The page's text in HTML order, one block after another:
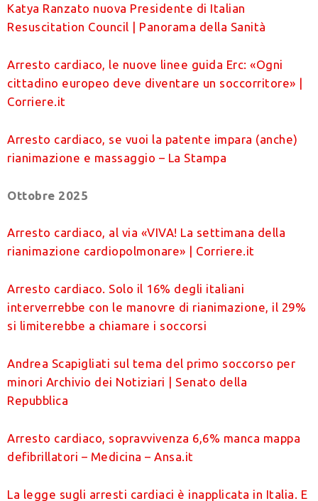
Katya Ranzato nuova Presidente di Italian
Resuscitation Council | Panorama della Sanità
Arresto cardiaco, le nuove linee guida Erc: «Ogni
cittadino europeo deve diventare un soccorritore» |
Corriere.it
Arresto cardiaco, se vuoi la patente impara (anche)
rianimazione e massaggio – La Stampa
Ottobre 2025
Arresto cardiaco, al via «VIVA! La settimana della
rianimazione cardiopolmonare» | Corriere.it
Arresto cardiaco. Solo il 16% degli italiani
interverrebbe con le manovre di rianimazione, il 29%
si limiterebbe a chiamare i soccorsi
Andrea Scapigliati sul tema del primo soccorso per
minori Archivio dei Notiziari | Senato della
Repubblica
Arresto cardiaco, sopravvivenza 6,6% manca mappa
defibrillatori – Medicina – Ansa.it
La legge sugli arresti cardiaci è inapplicata in Italia. E